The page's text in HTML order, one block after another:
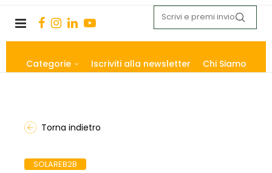
Categorie Iscriviti alla newsletter Chi Siamo
Torna indietro
SOLAREB2B